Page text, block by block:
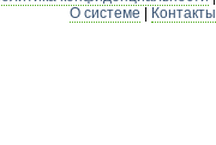
О системе
Контакты